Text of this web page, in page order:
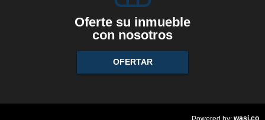
Oferte su inmueble
con nosotros
OFERTAR
wasi.co